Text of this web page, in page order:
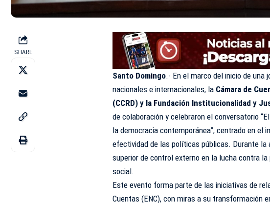
SHARE
Santo Domingo.- En el marco del inicio de una
nacionales e internacionales, la Cámara de
(CCRD) y la Fundación Institucionalidad y
de colaboración y celebraron el conversatorio
la democracia contemporánea”, centrado en
efectividad de las políticas públicas. Durante
superior de control externo en la lucha contra
social.
Este evento forma parte de las iniciativas de
Cuentas (ENC), con miras a su transformación